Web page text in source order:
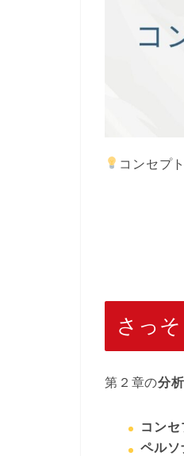
コンセプ
さっ
第２章の分
コンセ
ペルソ